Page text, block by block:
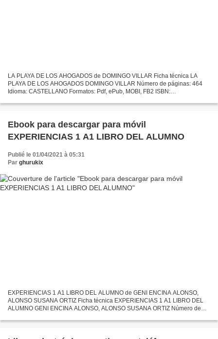
LA PLAYA DE LOS AHOGADOS de DOMINGO VILLAR Ficha técnica LA
PLAYA DE LOS AHOGADOS DOMINGO VILLAR Número de páginas: 464
Idioma: CASTELLANO Formatos: Pdf, ePub, MOBI, FB2 ISBN:
gratis...
Ebook para descargar para móvil
EXPERIENCIAS 1 A1 LIBRO DEL ALUMNO
Publié le 01/04/2021 à 05:31
Par ghurukix
EXPERIENCIAS 1 A1 LIBRO DEL ALUMNO de GENI ENCINA ALONSO,
ALONSO SUSANA ORTIZ Ficha técnica EXPERIENCIAS 1 A1 LIBRO DEL
ALUMNO GENI ENCINA ALONSO, ALONSO SUSANA ORTIZ Número de
9788490813515...